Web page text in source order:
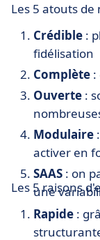
Les 5 atouts
Crédible :
fidélisation
Complète :
Ouverte :
Modulaire
activer en
SAAS : on
une
Les 5 raisons
Rapide :